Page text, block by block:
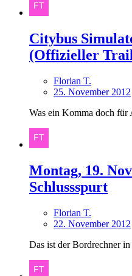
Citybus
(Offizieller
Florian T.
25. November 2012
Was ein Komma doch für
Montag, 19.
Schlussspurt
Florian T.
22. November 2012
Das ist der Bordrechner